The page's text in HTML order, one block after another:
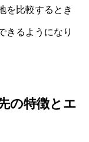
を比較するとき
きるようになり
の特徴とエ